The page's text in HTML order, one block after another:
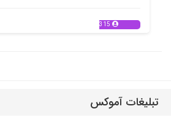
315
تبلیغات آموکس